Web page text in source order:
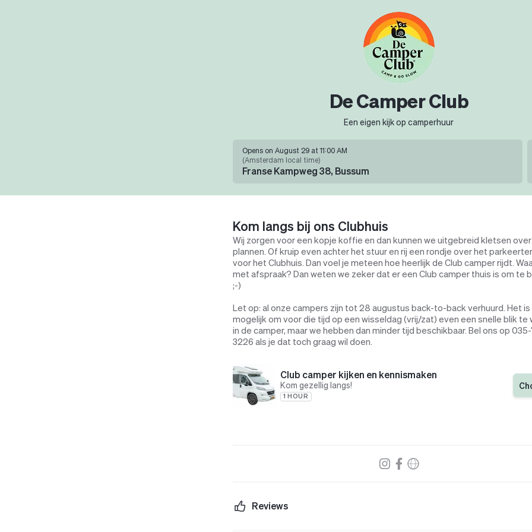
De Camper Club
Een eigen kijk op camperhuur
Opens on August 29 at 11:00 AM
(Amsterdam local time)
Franse Kampweg 38, Bussum
Kom langs bij ons Clubhuis
Wij zorgen voor een kopje koffie en dan kunnen we uitgebreid kletsen over
plannen. Of kruip even achter het stuur en rij een rondje over het
voor het Clubhuis. Dan voel je meteen hoe heerlijk de Club camper rijdt.
met afspraak? Dan weten we zeker dat er een Club camper thuis is om te
;-)
Let op: al onze campers zijn tot 28 augustus back-to-back verhuurd. Het is
mogelijk om voor die tijd op een wisseldag (vrij/zat) even een snelle blik te
in de camper, maar we hebben dan minder tijd beschikbaar. Bel ons op
3226 als je dat toch graag wil doen.
Club camper kijken en kennismaken
Kom gezellig langs!
1 HOUR
Reviews